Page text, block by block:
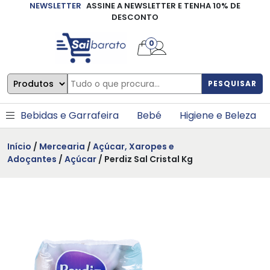
NEWSLETTER ASSINE A NEWSLETTER E TENHA 10% DE
DESCONTO
PESQUISAR
0
Bebidas e Garrafeira Bebé Higiene e Beleza
Início / Mercearia / Açúcar, Xaropes e
Adoçantes / Açúcar / Perdiz Sal Cristal Kg